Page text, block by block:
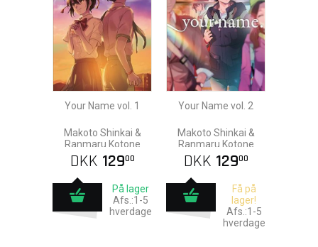
Your Name vol. 1
Makoto Shinkai &
Ranmaru Kotone
DKK 12900
På lager
Afs.:1-5
hverdage
Your Name vol. 2
Makoto Shinkai &
Ranmaru Kotone
DKK 12900
Få på
lager!
Afs.:1-5
hverdage